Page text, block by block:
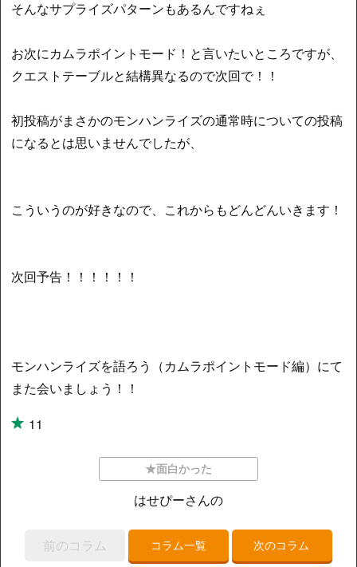
そんなサプライズパターンもあるんですねぇ
お次にカムラポイントモード！と言いたいところですが、
クエストテーブルと結構異なるので次回で！！
初投稿がまさかのモンハンライズの通常時についての投稿
になるとは思いませんでしたが、
こういうのが好きなので、これからもどんどんいきます！
次回予告！！！！！！
モンハンライズを語ろう（カムラポイントモード編）にて
また会いましょう！！
11
★面白かった
はせぴーさんの
前のコラム コラム一覧 次のコラム